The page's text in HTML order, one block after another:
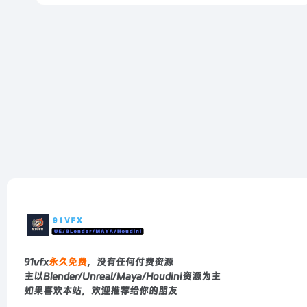
91vfx永久免费，没有任何付费资源
主以Blender/Unreal/Maya/Houdini资源为主
如果喜欢本站，欢迎推荐给你的朋友